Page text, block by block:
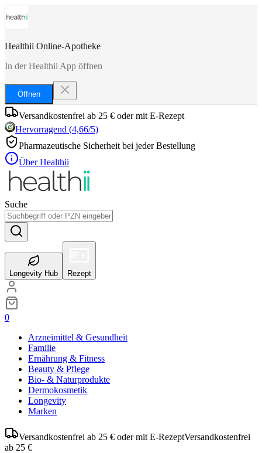
Healthii Online-Apotheke
In der Healthii App öffnen
Öffnen
Versandkostenfrei ab 25 € oder mit E-Rezept
Hervorragend (4,66/5)
Pharmazeutische Sicherheit bei jeder Bestellung
Über Healthii
Suche
Longevity Hub Rezept
0
Arzneimittel & Gesundheit
Familie
Ernährung & Fitness
Beauty & Pflege
Bio- & Naturprodukte
Dermokosmetik
Longevity
Marken
Versandkostenfrei ab 25 € oder mit E-RezeptVersandkostenfrei
ab 25 €